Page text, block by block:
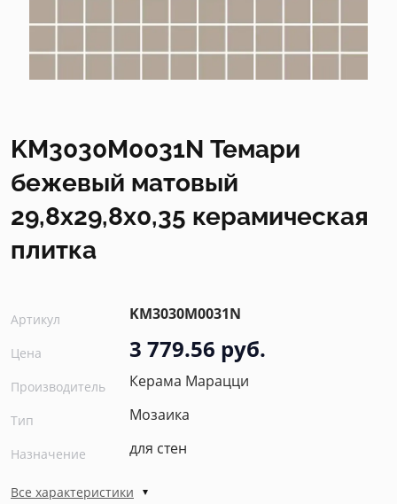
KM3030M0031N Темари
бежевый матовый
29,8x29,8x0,35 керамическая
плитка
Артикул KM3030M0031N
Цена 3 779.56 руб.
Производитель Керама Марацци
Тип Мозаика
Назначение для стен
Все характеристики